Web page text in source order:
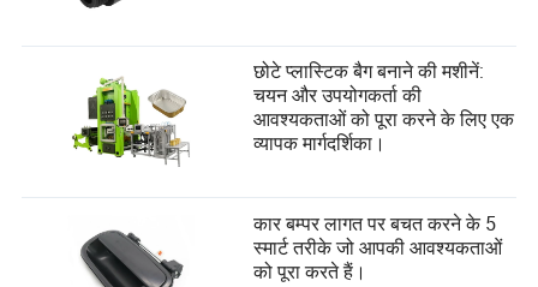
छोटे प्लास्टिक बैग बनाने की मशीनें:
चयन और उपयोगकर्ता की
आवश्यकताओं को पूरा करने के लिए एक
व्यापक मार्गदर्शिका।
कार बम्पर लागत पर बचत करने के 5
स्मार्ट तरीके जो आपकी आवश्यकताओं
को पूरा करते हैं।